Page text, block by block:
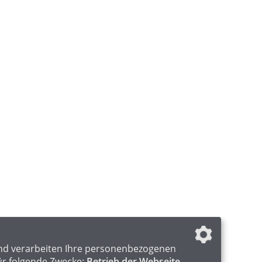
verarbeiten Ihre personenbezogenen